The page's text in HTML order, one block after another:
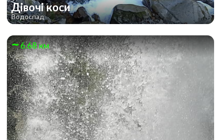
Дівочі коси
Водоспад
6.68 км